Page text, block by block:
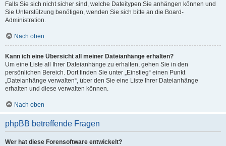
Falls Sie sich nicht sicher sind, welche Dateitypen Sie anhängen können und
Sie Unterstützung benötigen, wenden Sie sich bitte an die Board-
Administration.
Nach oben
Kann ich eine Übersicht all meiner Dateianhänge erhalten?
Um eine Liste all Ihrer Dateianhänge zu erhalten, gehen Sie in den
persönlichen Bereich. Dort finden Sie unter „Einstieg“ einen Punkt
„Dateianhänge verwalten“, über den Sie eine Liste Ihrer Dateianhänge
erhalten und diese verwalten können.
Nach oben
phpBB betreffende Fragen
Wer hat diese Forensoftware entwickelt?